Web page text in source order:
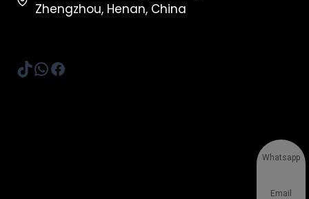
Zhengzhou, Henan, China
TikTok
WhatsApp
Facebook
Whatsapp
Email